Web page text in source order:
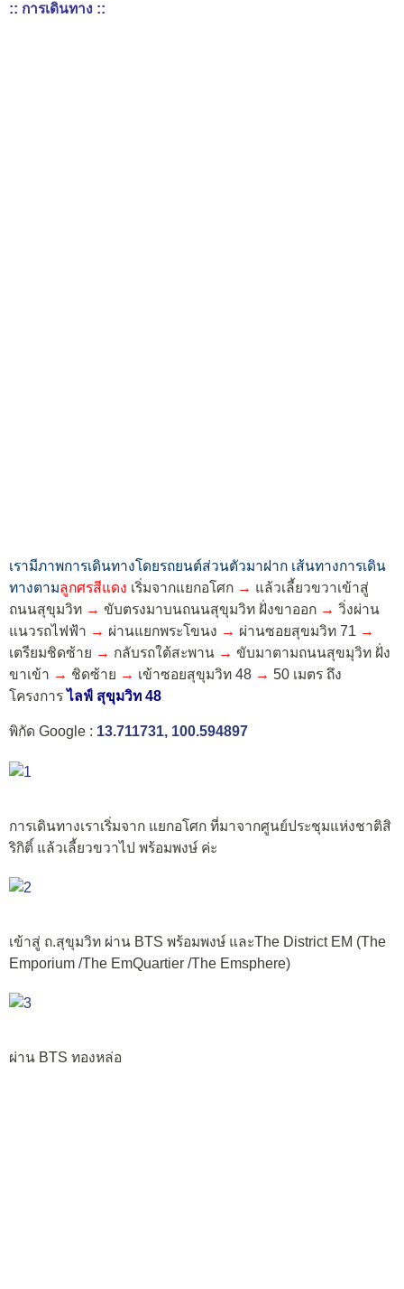
:: การเดินทาง ::
เรามีภาพการเดินทางโดยรถยนต์ส่วนตัวมาฝาก เส้นทางการเดิน
ทางตามลูกศรสีแดง เริ่มจากแยกอโศก → แล้วเลี้ยวขวาเข้าสู่
ถนนสุขุมวิท → ขับตรงมาบนถนนสุขุมวิท ฝั่งขาออก → วิ่งผ่าน
แนวรถไฟฟ้า → ผ่านแยกพระโขนง → ผ่านซอยสุขมวิท 71 →
เตรียมชิดซ้าย → กลับรถใต้สะพาน → ขับมาตามถนนสุขมุวิท ฝั่ง
ขาเข้า → ชิดซ้าย → เข้าซอยสุขุมวิท 48 → 50 เมตร ถึง
โครงการไลฟ์ สุขุมวิท 48
พิกัด Google : 13.711731, 100.594897
การเดินทางเราเริ่มจาก แยกอโศก ที่มาจากศูนย์ประชุมแห่งชาติสิ
ริกิติ์ แล้วเลี้ยวขวาไป พร้อมพงษ์ ค่ะ
เข้าสู่ ถ.สุขุมวิท ผ่าน BTS พร้อมพงษ์ และThe District EM (The
Emporium /The EmQuartier /The Emsphere)
ผ่าน BTS ทองหล่อ